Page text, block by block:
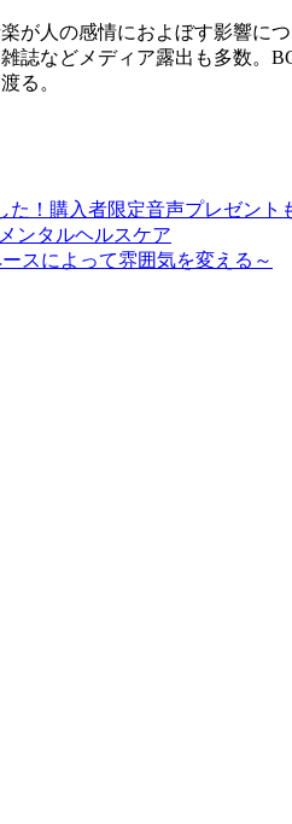
人の感情におよぼす影響に
誌などメディア露出も多数
る。
た！購入者限定音声プレゼント
ンタルヘルスケア
スによって雰囲気を変える～